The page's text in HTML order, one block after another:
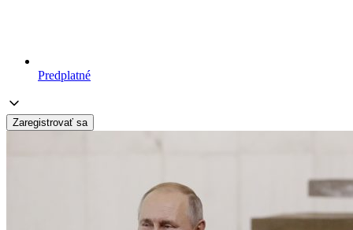
Predplatné
Zaregistrovať sa